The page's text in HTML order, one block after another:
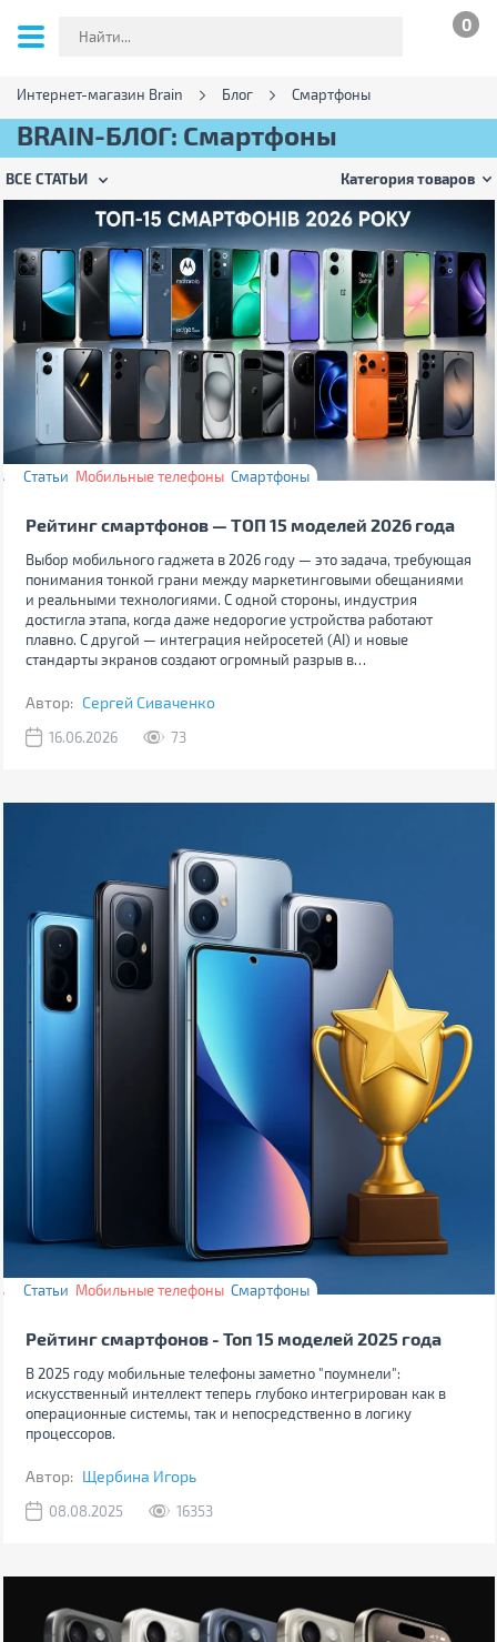
0
Интернет-магазин Brain Блог Смартфоны
BRAIN-БЛОГ: Смартфоны
ВСЕ СТАТЬИ Категория товаров
Статьи Мобильные телефоны Смартфоны
Рейтинг смартфонов — ТОП 15 моделей 2026 года
Выбор мобильного гаджета в 2026 году — это задача, требующая
понимания тонкой грани между маркетинговыми обещаниями
и реальными технологиями. С одной стороны, индустрия
достигла этапа, когда даже недорогие устройства работают
плавно. С другой — интеграция нейросетей (AI) и новые
стандарты экранов создают огромный разрыв в
сегментами.
Автор: Сергей Сиваченко
16.06.2026 73
Статьи Мобильные телефоны Смартфоны
Рейтинг смартфонов - Топ 15 моделей 2025 года
В 2025 году мобильные телефоны заметно "поумнели":
искусственный интеллект теперь глубоко интегрирован как в
операционные системы, так и непосредственно в логику
процессоров.
Автор: Щербина Игорь
08.08.2025 16353